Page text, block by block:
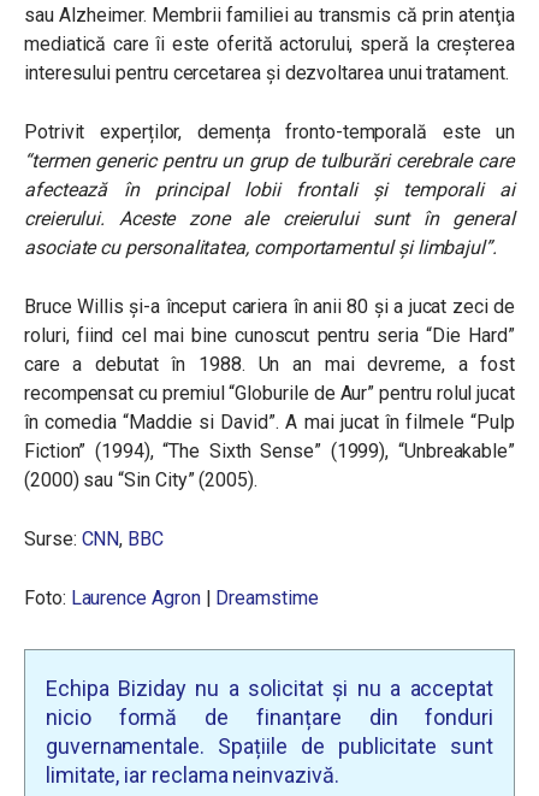
sau Alzheimer. Membrii familiei au transmis căprin atenţia
mediatică care îi este oferită actorului, speră la creşterea
interesului pentru cercetarea și dezvoltarea unui tratament.
Potrivit experților, demența fronto-temporală este un
“termen generic pentru un grup de tulburări cerebrale care
afectează în principal lobii frontali și temporali ai
creierului. Aceste zone ale creierului sunt în general
asociate cu personalitatea, comportamentul și limbajul”.
Bruce Willis și-a început cariera în anii 80 și a jucat zeci de
roluri, fiind cel mai bine cunoscut pentru seria “Die Hard”
care a debutat în 1988. Un an mai devreme, a fost
recompensat cu premiul “Globurile de Aur” pentru rolul jucat
în comedia “Maddie si David”. A mai jucat în filmele “Pulp
Fiction” (1994), “The Sixth Sense” (1999), “Unbreakable”
(2000) sau “Sin City” (2005).
Surse: CNN, BBC
Foto: Laurence Agron | Dreamstime
Echipa Biziday nu a solicitat și nu a acceptat
nicio formă de finanțare din fonduri
guvernamentale. Spațiile de publicitate sunt
limitate, iar reclama neinvazivă.